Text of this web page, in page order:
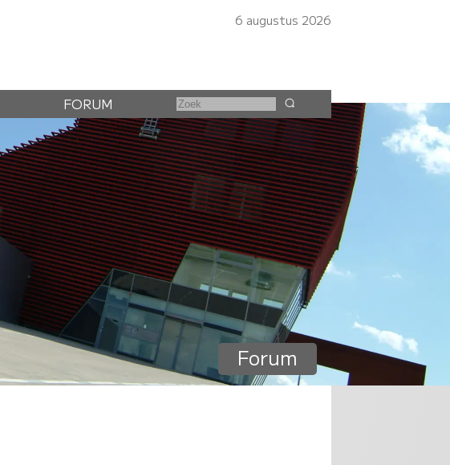
6 augustus 2026
FORUM
Forum